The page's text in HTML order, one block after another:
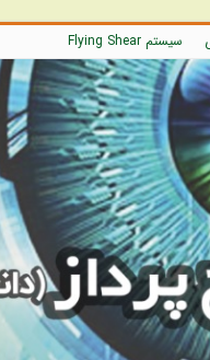
سیستم Flying Shear